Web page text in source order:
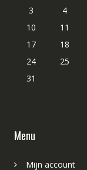
3
4
10
11
17
18
24
25
31
Menu
Mijn account